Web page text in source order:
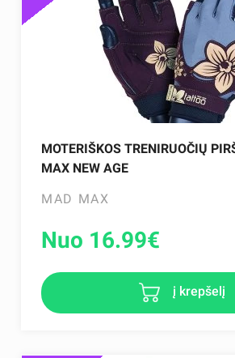
MOTERIŠKOS TRENIRUOČIŲ
MAX NEW AGE
MAD MAX
Nuo 16.99€
į krepšelį